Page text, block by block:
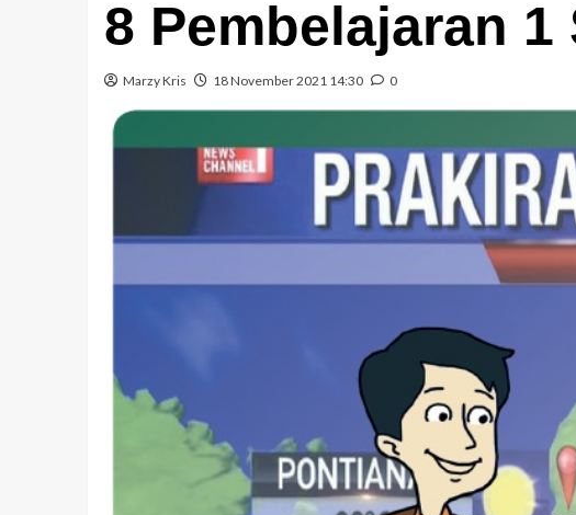
8 Pembelajaran 1
Marzy Kris 18 November 2021 14:30 0